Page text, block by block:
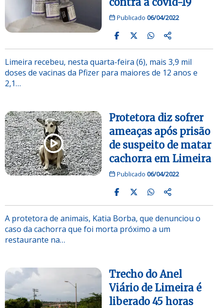
Publicado 06/04/2022
Limeira recebeu, nesta quarta-feira (6), mais 3,9 mil
doses de vacinas da Pfizer para maiores de 12 anos e
2,1…
Protetora diz sofrer
ameaças após prisão
de suspeito de matar
cachorra em Limeira
Publicado 06/04/2022
A protetora de animais, Katia Borba, que denunciou o
caso da cachorra que foi morta próximo a um
restaurante na…
Trecho do Anel
Viário de Limeira é
liberado 45 horas